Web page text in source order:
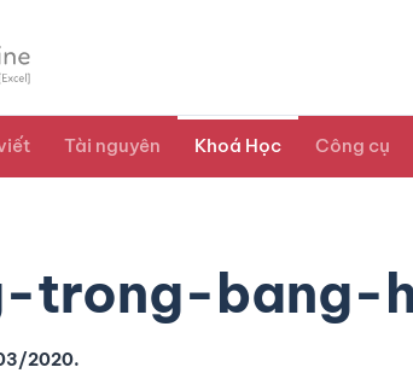
Tài nguyên Khoá Học Công cụ
trong-bang-
2020.